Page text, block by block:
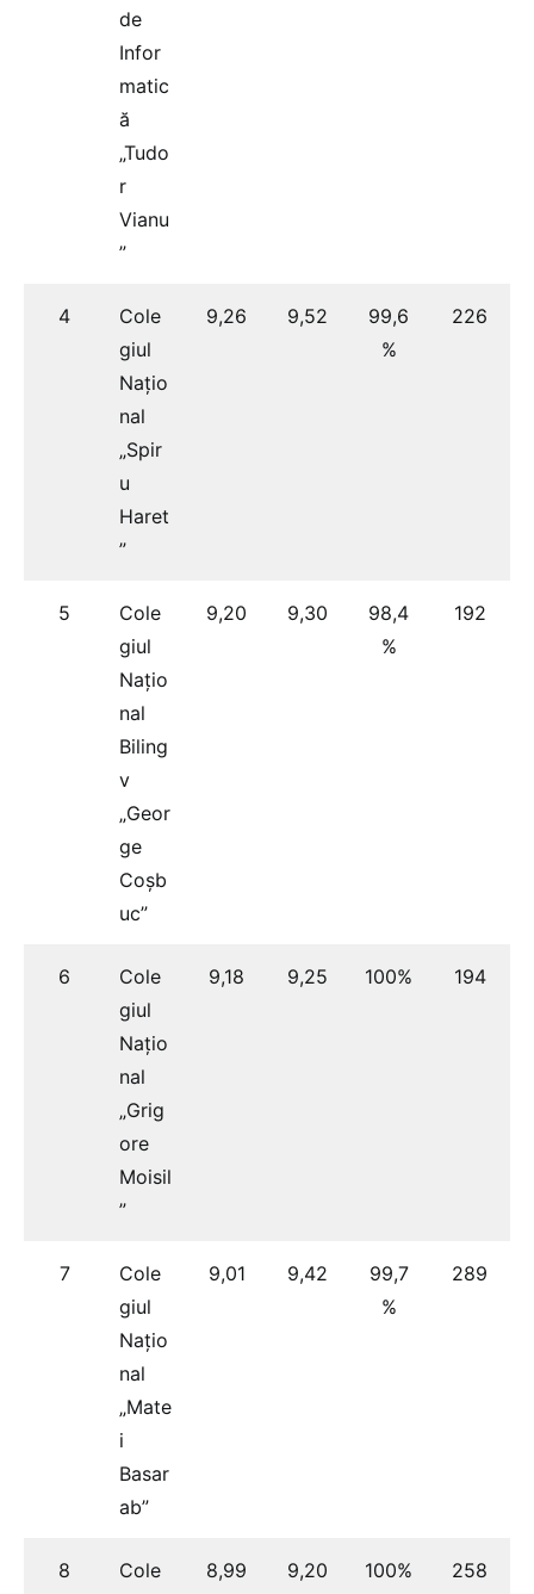
de
Infor
matic
ă
„Tudo
r
Vianu
”
4
Cole
giul
Națio
nal
„Spir
u
Haret
”
9,26 9,52
99,6
%
226
5
Cole
giul
Națio
nal
Biling
v
„Geor
ge
Coșb
uc”
9,20 9,30
98,4
%
192
6
Cole
giul
Națio
nal
„Grig
ore
Moisil
”
9,18 9,25 100% 194
7
Cole
giul
Națio
nal
„Mate
i
Basar
ab”
9,01 9,42
99,7
%
289
8
Cole
8,99 9,20 100% 258